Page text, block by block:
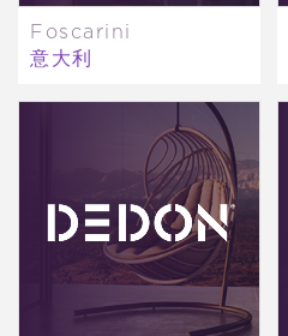
Foscarini
意大利